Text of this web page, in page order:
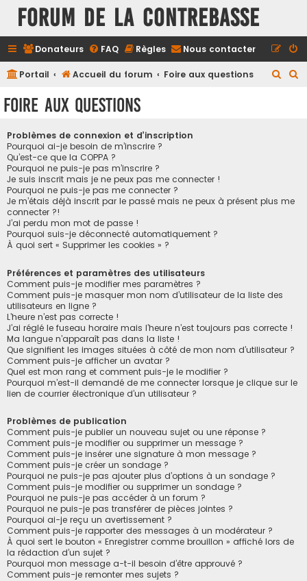
FORUM DE LA CONTREBASSE
Donateurs FAQ Règles Nous contacter
Portail Accueil du forum Foire aux questions
h
Foire aux questions
Problèmes de connexion et d’inscription
Pourquoi ai-je besoin de m’inscrire ?
Qu’est-ce que la COPPA ?
Pourquoi ne puis-je pas m’inscrire ?
Je suis inscrit mais je ne peux pas me connecter !
Pourquoi ne puis-je pas me connecter ?
Je m’étais déjà inscrit par le passé mais ne peux à présent plus me
connecter ?!
J’ai perdu mon mot de passe !
Pourquoi suis-je déconnecté automatiquement ?
À quoi sert « Supprimer les cookies » ?
Préférences et paramètres des utilisateurs
Comment puis-je modifier mes paramètres ?
Comment puis-je masquer mon nom d’utilisateur de la liste des
utilisateurs en ligne ?
L’heure n’est pas correcte !
J’ai réglé le fuseau horaire mais l’heure n’est toujours pas correcte !
Ma langue n’apparaît pas dans la liste !
Que signifient les images situées à côté de mon nom d’utilisateur ?
Comment puis-je afficher un avatar ?
Quel est mon rang et comment puis-je le modifier ?
Pourquoi m’est-il demandé de me connecter lorsque je clique sur le
lien de courrier électronique d’un utilisateur ?
Problèmes de publication
Comment puis-je publier un nouveau sujet ou une réponse ?
Comment puis-je modifier ou supprimer un message ?
Comment puis-je insérer une signature à mon message ?
Comment puis-je créer un sondage ?
Pourquoi ne puis-je pas ajouter plus d’options à un sondage ?
Comment puis-je modifier ou supprimer un sondage ?
Pourquoi ne puis-je pas accéder à un forum ?
Pourquoi ne puis-je pas transférer de pièces jointes ?
Pourquoi ai-je reçu un avertissement ?
Comment puis-je rapporter des messages à un modérateur ?
À quoi sert le bouton « Enregistrer comme brouillon » affiché lors de
la rédaction d’un sujet ?
Pourquoi mon message a-t-il besoin d’être approuvé ?
Comment puis-je remonter mes sujets ?